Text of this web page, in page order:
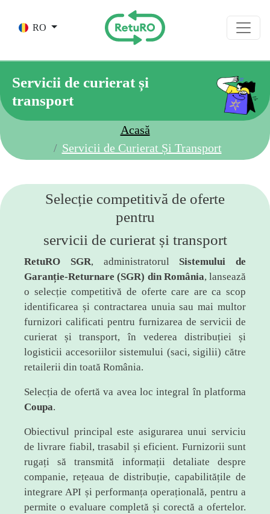
RO
Servicii de curierat și
transport
Acasă
Servicii de Curierat Și Transport
Selecție competitivă de oferte
pentru
servicii de curierat și transport
RetuRO SGR, administratorul Sistemului de
Garanție-Returnare (SGR) din România, lansează
o selecție competitivă de oferte care are ca scop
identificarea și contractarea unuia sau mai multor
furnizori calificati pentru furnizarea de servicii de
curierat și transport, în vederea distribuției și
logisticii accesoriilor sistemului (saci, sigilii) către
retailerii din toată România.
Selecția de ofertă va avea loc integral în platforma
Coupa.
Obiectivul principal este asigurarea unui serviciu
de livrare fiabil, trasabil și eficient. Furnizorii sunt
rugați să transmită informații detaliate despre
companie, rețeaua de distribuție, capabilitățile de
integrare API și performanța operațională, pentru a
permite o evaluare completă și corectă a ofertelor.